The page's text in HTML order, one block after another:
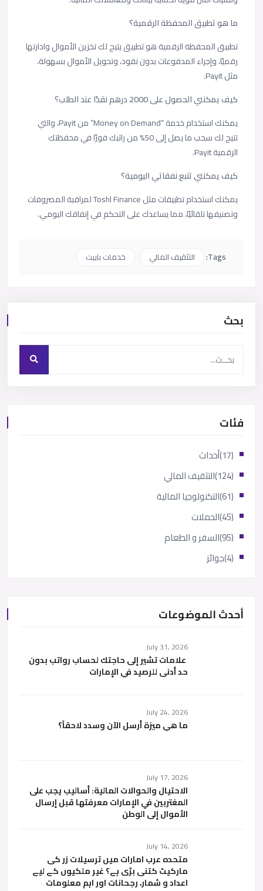
ما هو تطبيق المحفظة الرقمية؟
تطبيق المحفظة الرقمية هو تطبيق يتيح لك تخزين الأموال وادارتها
رقميًا، وإجراء المدفوعات بدون نقود، وتحويل الأموال بسهولة،
مثل Payit.
كيف يمكنني الحصول على 2000 درهم نقدًا عند الطلب؟
يمكنك استخدام خدمة “Money on Demand” من Payit، والتي
تتيح لك سحب ما يصل إلى 50% من راتبك فورًا في محفظتك
الرقمية Payit.
كيف يمكنني تتبع نفقاتي اليومية؟
يمكنك استخدام تطبيقات مثل Toshl Finance لمراقبة المصروفات
وتصنيفها تلقائيًا، مما يساعدك على التحكم في إنفاقك اليومي.
Tags: التثقيف المالي خدمات باييت
بحث
فئات
أحداث
(17)
التثقيف المالي
(124)
التكنولوجيا المالية
(61)
الحملات
(45)
السفر و الطعام
(95)
جوائز (4)
أحدث الموضوعات
July 31, 2026
علامات تشير إلى حاجتك لحساب رواتب بدون
حد أدنى للرصيد في الإمارات
July 24, 2026
ما هي ميزة أرسل الآن وسدد لاحقاً؟
July 17, 2026
الاحتيال والحوالات المالية: أساليب يجب على
المغتربين في الإمارات معرفتها قبل إرسال
الأموال إلى الوطن
July 14, 2026
متحدہ عرب امارات میں ترسیلات زر کی
مارکیٹ کتنی بڑی ہے؟ غیر ملکیوں کے لیے
اعداد و شمار، رجحانات اور اہم معلومات